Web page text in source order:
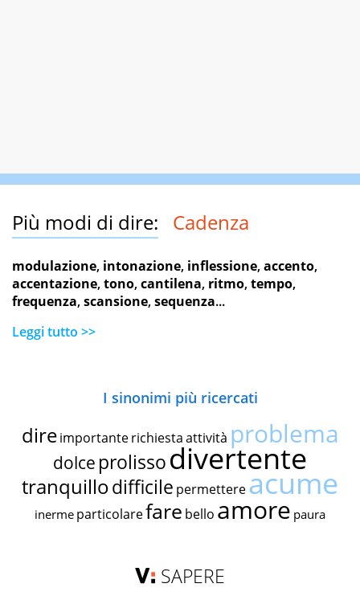
Più modi di dire: Cadenza
modulazione, intonazione, inflessione,accento,
accentazione,tono,cantilena, ritmo,tempo,
frequenza,scansione,sequenza...
Leggi tutto >>
I sinonimi più ricercati
dire importante richiestaattività problema
dolce prolissodivertente
tranquillodifficile permettereacume
inerme particolarefare bello amore paura
SAPERE